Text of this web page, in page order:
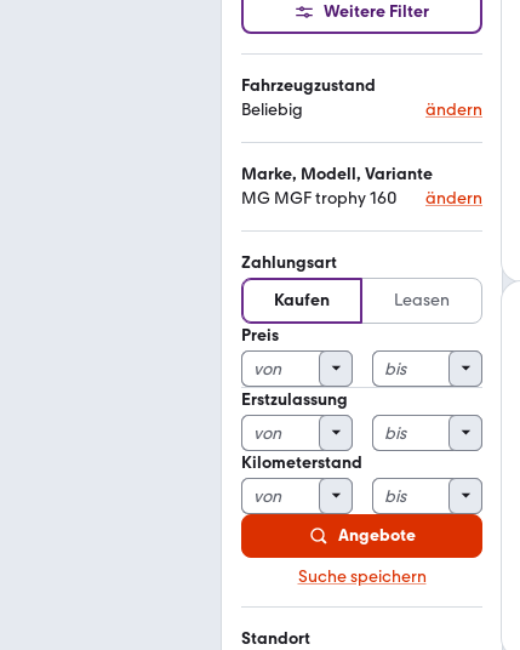
Weitere Filter
Fahrzeugzustand
Beliebig
ändern
Marke, Modell, Variante
MG MGF trophy 160
ändern
Zahlungsart
Kaufen
Leasen
Preis
Erstzulassung
Kilometerstand
Angebote
Suche speichern
Standort